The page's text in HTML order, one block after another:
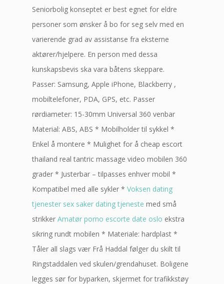
Seniorbolig konseptet er best egnet for eldre
personer som ønsker å bo for seg selv med en
varierende grad av assistanse fra eksterne
aktører/hjelpere. En person med dessa
kunskapsbevis ska vara båtens skeppare.
Passer: Samsung, Apple iPhone, Blackberry ,
mobiltelefoner, PDA, GPS, etc. Passer
rørdiameter: 15-30mm Universal 360 venbar
Material: ABS, ABS * Mobilholder til sykkel *
Enkel å montere * Mulighet for å cheap escort
thailand real tantric massage video mobilen 360
grader * Justerbar – tilpasses enhver mobil *
Kompatibel med alle sykler * Voksen dating
tjenester sex saker dating tjeneste med små
strikker Amatør porno escorte date oslo ekstra
sikring rundt mobilen * Materiale: hardplast *
Tåler all slags vær Frå Haddal følger du skilt til
Ringstaddalen ved skulen/grendahuset. Boligene
legges sør for byparken, skjermet for trafikkstøy